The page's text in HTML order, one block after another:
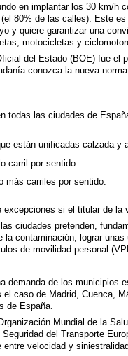
en implantar los 30 km/h
80% de las calles). Este
y quiere garantizar una
motocicletas y
del Estado (BOE) fue el
conozca la nueva
todas las ciudades de
están unificadas calzada y
carril por sentido.
más carriles por sentido.
si el titular de la
ciudades pretenden,
la contaminación, lograr
de movilidad personal
demanda de los municipios
el caso de Madrid, Cuenca,
de España.
Mundial de la
del Transporte
velocidad y